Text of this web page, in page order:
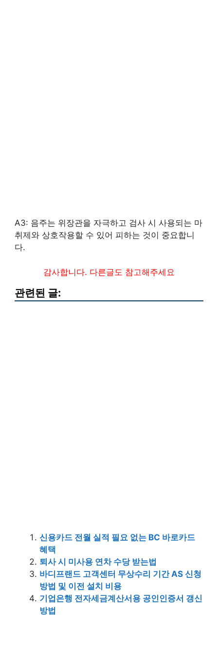
A3: 음주는 위장관을 자극하고 검사 시 사용되는 마
취제와 상호작용할 수 있어 피하는 것이 중요합니
다.
감사합니다. 다른글도 참고해주세요
관련된 글:
신용카드 전월 실적 필요 없는 BC 바로카드
혜택
퇴사 시 미사용 연차 수당 받는법
바디프랜드 고객센터 무상수리 기간 AS 신청
방법 및 이전 설치 비용
기업은행 전자세금계산서용 공인인증서 갱신
방법